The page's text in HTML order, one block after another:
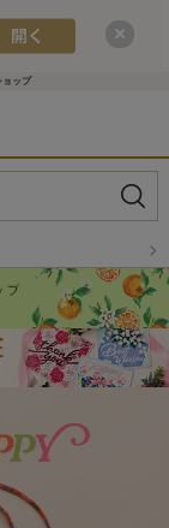
ップ
らせ